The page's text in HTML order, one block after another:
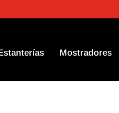
Mostradores